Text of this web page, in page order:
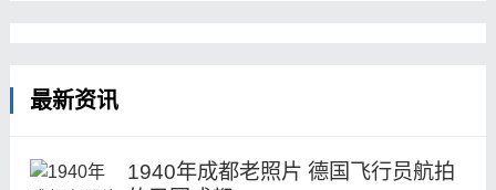
最新资讯
1940年成都老照片 德国飞行员航拍